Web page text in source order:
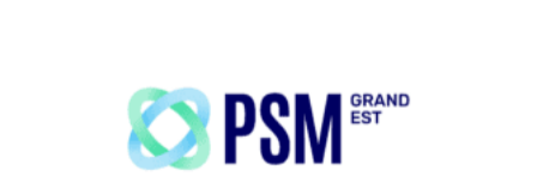
Mentions légales :